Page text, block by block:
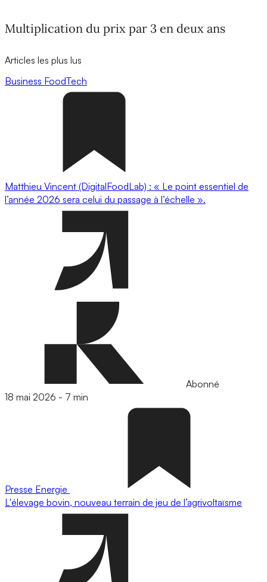
Multiplication du prix par 3 en deux ans
Articles les plus lus
Business FoodTech
Matthieu Vincent (DigitalFoodLab) : « Le point essentiel de
l’année 2026 sera celui du passage à l’échelle ».
Abonné
18 mai 2026 - 7 min
Presse Energie
L'élevage bovin, nouveau terrain de jeu de l’agrivoltaïsme